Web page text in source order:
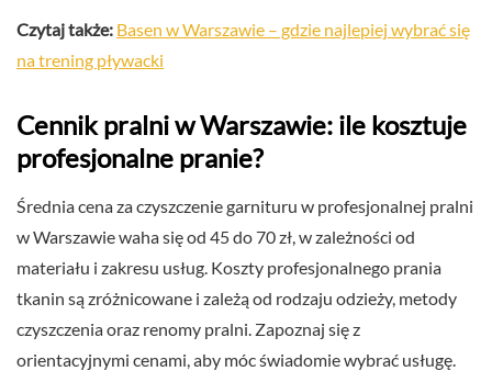
Czytaj także: Basen w Warszawie – gdzie najlepiej wybrać się
na trening pływacki
Cennik pralni w Warszawie: ile kosztuje
profesjonalne pranie?
Średnia cena za czyszczenie garnituru w profesjonalnej pralni
w Warszawie waha się od 45 do 70 zł, w zależności od
materiału i zakresu usług. Koszty profesjonalnego prania
tkanin są zróżnicowane i zależą od rodzaju odzieży, metody
czyszczenia oraz renomy pralni. Zapoznaj się z
orientacyjnymi cenami, aby móc świadomie wybrać usługę.